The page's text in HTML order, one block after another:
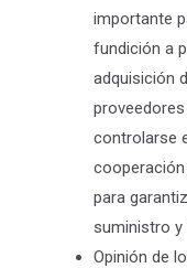
importante
fundición a
adquisición
controlarse
para
suministro y
Opinión de